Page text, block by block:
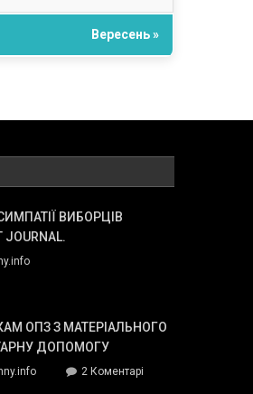
Вересень »
ВИБОРЦІВ
JOURNAL.
ОПЗ З МАТЕРІАЛЬНОГО
ДОПОМОГУ
2 Коментарідо